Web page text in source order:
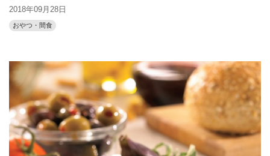
2018年09月28日
おやつ・間食